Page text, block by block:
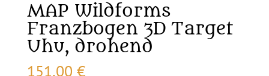
MAP Wildforms
Franzbogen 3D Target
Uhu, drohend
151,00 €